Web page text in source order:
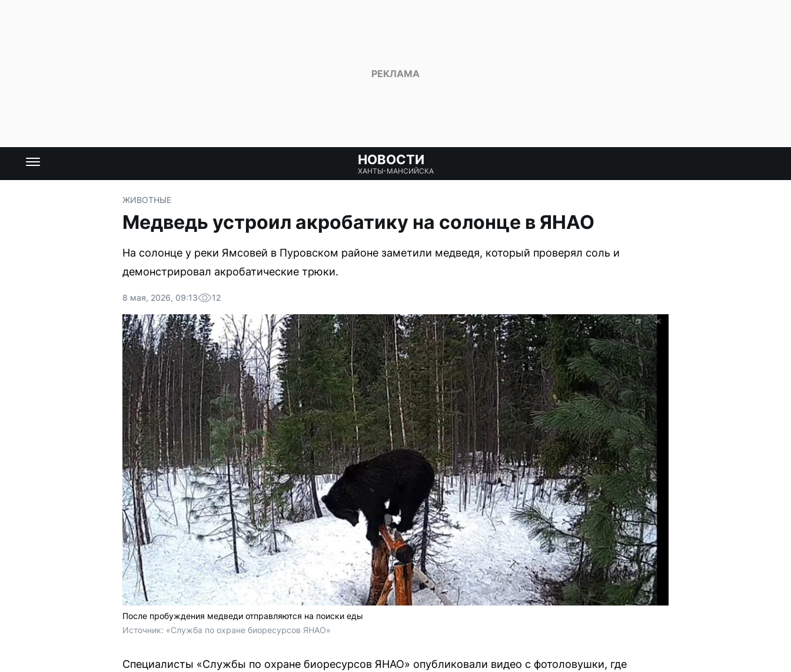
НОВОСТИ
ХАНТЫ-МАНСИЙСКА
ЖИВОТНЫЕ
Медведь устроил акробатику на солонце в ЯНАО
На солонце у реки Ямсовей в Пуровском районе заметили медведя, который проверял соль и
демонстрировал акробатические трюки.
8 мая, 2026, 09:13 12
После пробуждения медведи отправляются на поиски еды
Источник: «Служба по охране биоресурсов ЯНАО»
Специалисты «Службы по охране биоресурсов ЯНАО» опубликовали видео с фотоловушки, где